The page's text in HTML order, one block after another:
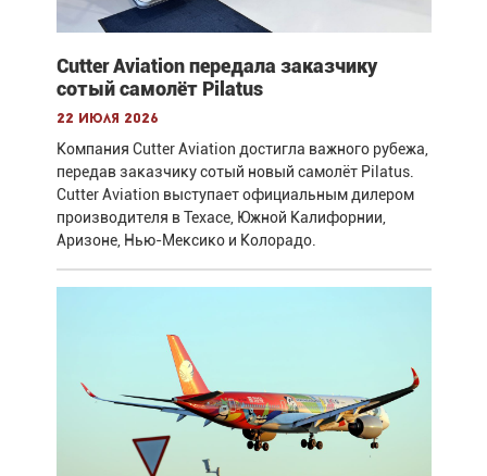
Cutter Aviation передала заказчику
сотый самолёт Pilatus
22 июля 2026
Компания Cutter Aviation достигла важного рубежа,
передав заказчику сотый новый самолёт Pilatus.
Cutter Aviation выступает официальным дилером
производителя в Техасе, Южной Калифорнии,
Аризоне, Нью-Мексико и Колорадо.